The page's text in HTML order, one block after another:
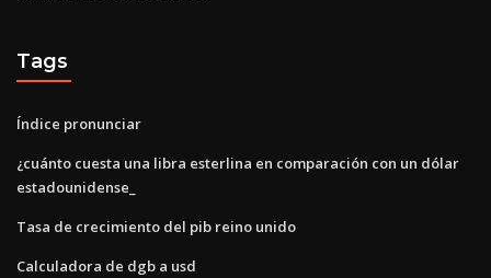
Tags
Índice pronunciar
¿cuánto cuesta una libra esterlina en comparación con un dólar
estadounidense_
Tasa de crecimiento del pib reino unido
Calculadora de dgb a usd